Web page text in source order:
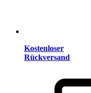
Kostenloser
Rückversand